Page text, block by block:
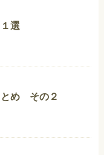
選
とめ その２